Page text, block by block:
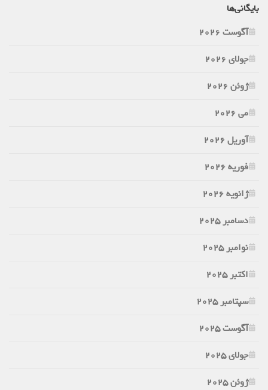
بایگانی‌ها
آگوست 2026
جولای 2026
ژوئن 2026
می 2026
آوریل 2026
فوریه 2026
ژانویه 2026
دسامبر 2025
نوامبر 2025
اکتبر 2025
سپتامبر 2025
آگوست 2025
جولای 2025
ژوئن 2025